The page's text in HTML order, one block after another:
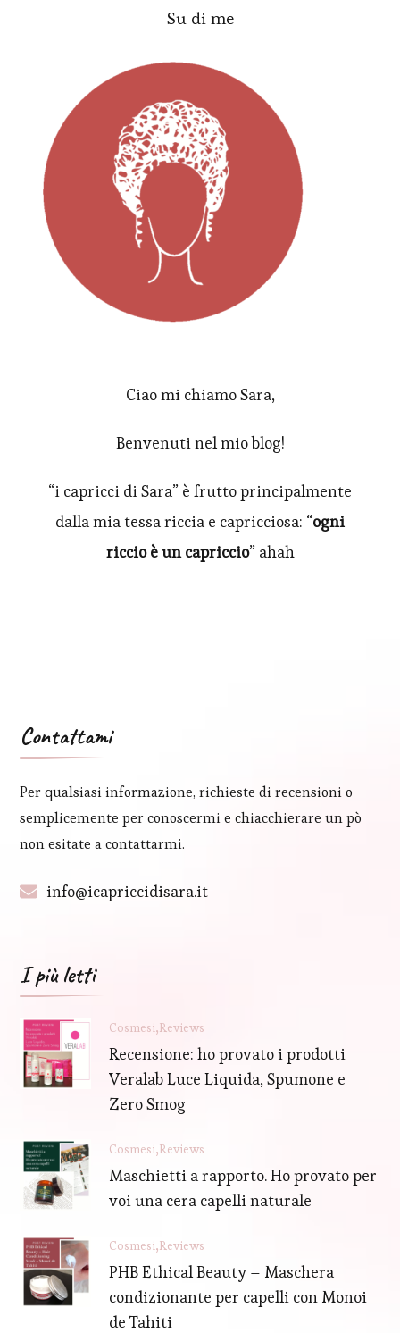
Su di me
Ciao mi chiamo Sara,
Benvenuti nel mio blog!
“i capricci di Sara” è frutto principalmente
dalla mia tessa riccia e capricciosa: “ogni
riccio è un capriccio” ahah
Contattami
Per qualsiasi informazione, richieste di recensioni o
semplicemente per conoscermi e chiacchierare un pò
non esitate a contattarmi.
info@icapriccidisara.it
I più letti
Cosmesi Reviews
Recensione: ho provato i prodotti
Veralab Luce Liquida, Spumone e
Zero Smog
Cosmesi Reviews
Maschietti a rapporto. Ho provato per
voi una cera capelli naturale
Cosmesi Reviews
PHB Ethical Beauty – Maschera
condizionante per capelli con Monoi
de Tahiti